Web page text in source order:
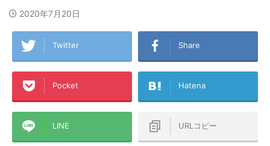
2020年7月20日
Twitter Share
Pocket Hatena
LINE URLコピー